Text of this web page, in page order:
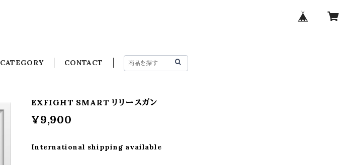
CATEGORY CONTACT
EXFIGHT SMART リリースガン
¥9,900
International shipping available